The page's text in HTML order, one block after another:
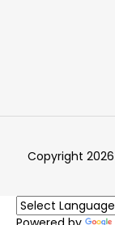
Copyright 2026